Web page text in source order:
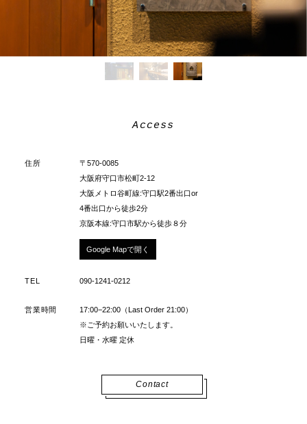
Access
住所
〒570-0085
大阪府守口市松町2-12
大阪メトロ谷町線:守口駅2番出口or
4番出口から徒歩2分
京阪本線:守口市駅から徒歩８分
Google Mapで開く
TEL 090-1241-0212
営業時間
17:00−22:00（Last Order 21:00）
※ご予約お願いいたします。
日曜・水曜 定休
Contact